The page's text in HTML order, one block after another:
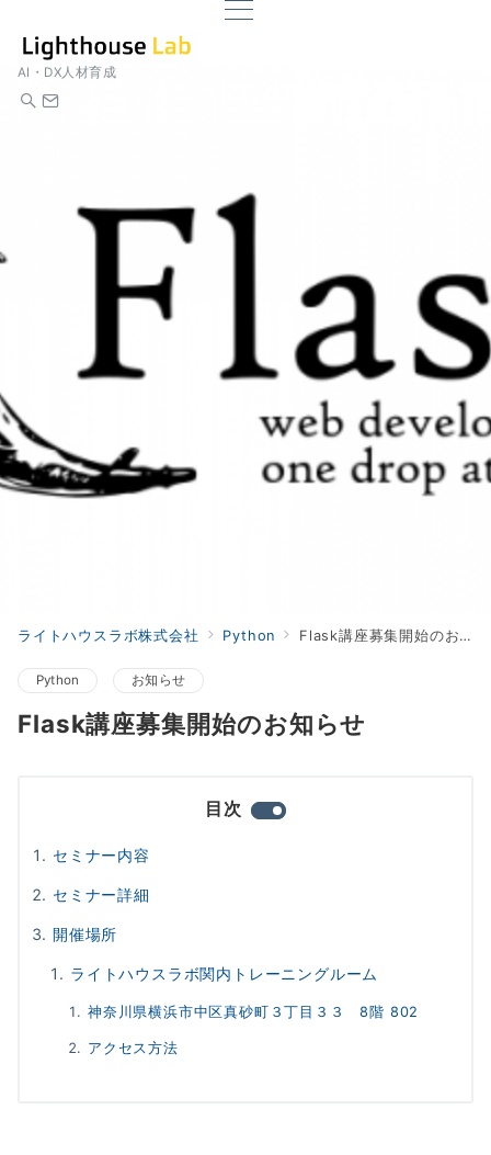
AI・DX人材育成
ライトハウスラボ株式会社 Python Flask講座募集開始のお知らせ
Python お知らせ
Flask講座募集開始のお知らせ
目次
セミナー内容
セミナー詳細
開催場所
ライトハウスラボ関内トレーニングルーム
神奈川県横浜市中区真砂町３丁目３３ 8階 802
アクセス方法